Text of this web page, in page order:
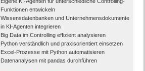
Funktionen entwickeln
Wissensdatenbanken und Unternehmensdokumente
in KI-Agenten integrieren
Big Data im Controlling effizient analysieren
Python verständlich und praxisorientiert einsetzen
Excel-Prozesse mit Python automatisieren
Datenanalysen mit pandas durchführen